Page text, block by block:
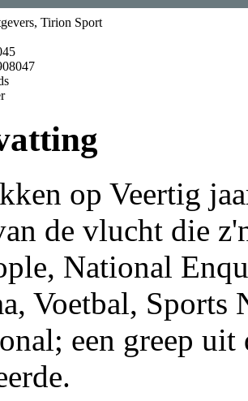
Tirion Sport
op Veertig
de vlucht die
National
Voetbal,
een greep